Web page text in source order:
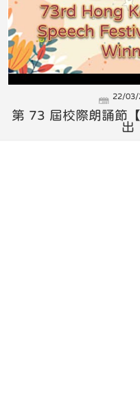
22/03/
第 73 屆校際朗誦節
出